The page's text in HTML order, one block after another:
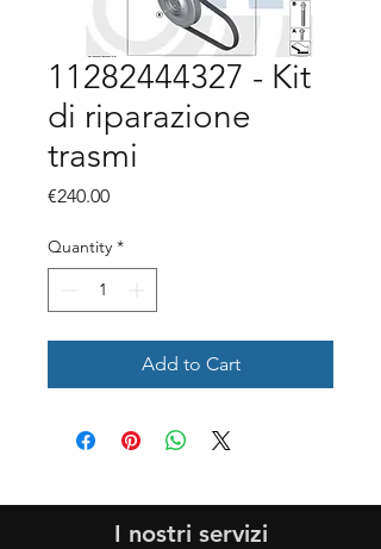
11282444327 - Kit
di riparazione
trasmi
€240.00Price
Quantity *
Add to Cart
I nostri servizi